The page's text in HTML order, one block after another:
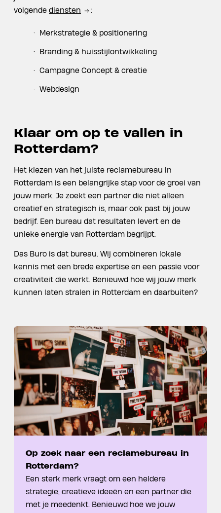
volgende diensten :
Merkstrategie & positionering
Branding & huisstijlontwikkeling
Campagne Concept & creatie
Webdesign
Klaar om op te vallen in
Rotterdam?
Het kiezen van het juiste reclamebureau in
Rotterdam is een belangrijke stap voor de groei van
jouw merk. Je zoekt een partner die niet alleen
creatief en strategisch is, maar ook past bij jouw
bedrijf. Een bureau dat resultaten levert en de
unieke energie van Rotterdam begrijpt.
Das Buro is dat bureau. Wij combineren lokale
kennis met een brede expertise en een passie voor
creativiteit die werkt. Benieuwd hoe wij jouw merk
kunnen laten stralen in Rotterdam en daarbuiten?
Op zoek naar een reclamebureau in
Rotterdam?
Een sterk merk vraagt om een heldere
strategie, creatieve ideeën en een partner die
met je meedenkt. Benieuwd hoe we jouw